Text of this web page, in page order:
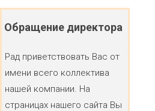
Обращение директора
Рад приветствовать Вас от
имени всего коллектива
нашей компании. На
страницах нашего сайта Вы